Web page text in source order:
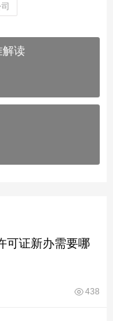
解读
可证新办需要哪
438